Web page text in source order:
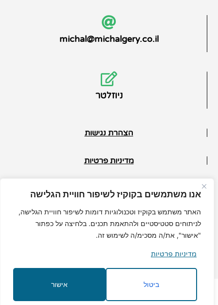
אנו משתמשים בקוקיז לשיפור חוויית הגלישה
האתר משתמש בקוקיז וטכנולוגיות דומות לשיפור חוויית הגלישה,
לניתוחים סטטיסטיים ולהתאמת תכנים. בלחיצה על כפתור
"אישור", את/ה מסכימ/ה לשימוש זה.
מדיניות פרטיות
ביטול אישור
michal@michalgery.co.il
ניוזלטר
הצהרת נגישות
מדיניות פרטיות
תנאי ביטול
© כל הזכויות שמורות למיכל גרי
MuchMore.co.il